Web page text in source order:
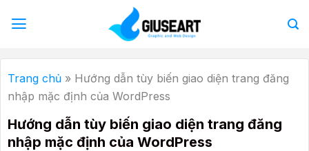
qua
dung
Trang chủ » Hướng dẫn tùy biến giao diện trang đăng
nhập mặc định của WordPress
Hướng dẫn tùy biến giao diện trang đăng
nhập mặc định của WordPress